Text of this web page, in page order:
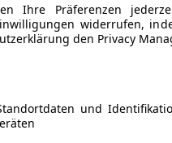
Ihre Präferenzen
widerrufen,
den Privacy
und